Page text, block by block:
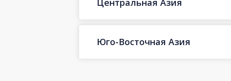
Центральная Азия
Юго-Восточная Азия